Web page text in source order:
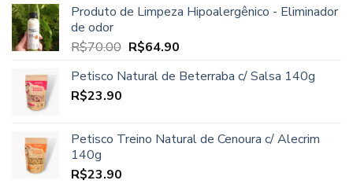
era:
é:
Produto de Limpeza Hipoalergênico - Eliminador
de odor
R$70.00 O
original
R$64.90O
atual
Petisco Natural de Beterraba c/ Salsa 140g
R$23.90
Petisco Treino Natural de Cenoura c/ Alecrim
140g
R$23.90